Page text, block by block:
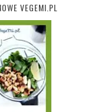
VEGEMI.PL